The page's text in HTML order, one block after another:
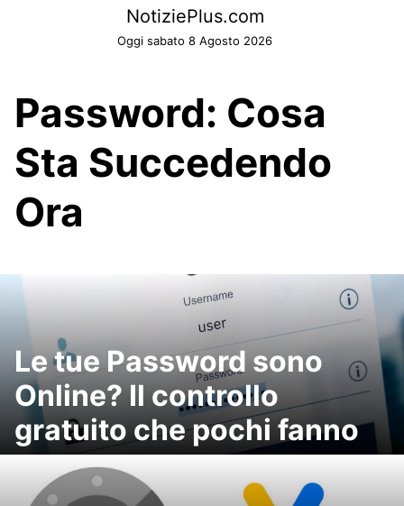
NotiziePlus.com
Oggi sabato 8 Agosto 2026
Password: Cosa
Sta Succedendo
Ora
Le tue Password sono
Online? Il controllo
gratuito che pochi fanno